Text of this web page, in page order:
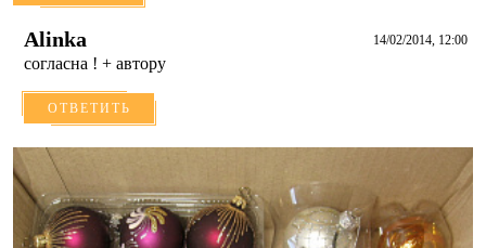
Alinka 14/02/2014, 12:00
согласна ! + автору
ОТВЕТИТЬ